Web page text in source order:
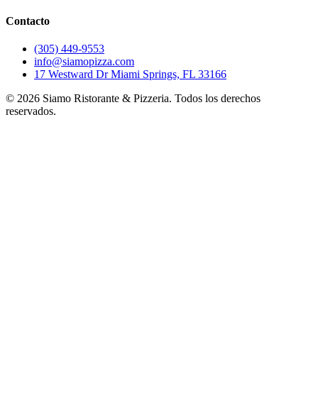
Contacto
(305) 449-9553
info@siamopizza.com
17 Westward Dr Miami Springs, FL 33166
© 2026 Siamo Ristorante & Pizzeria. Todos los derechos
reservados.